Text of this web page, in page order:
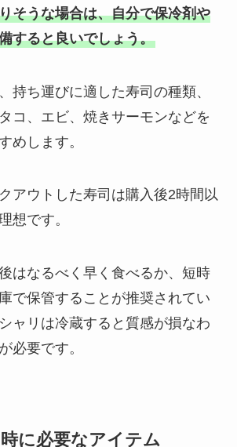
そうな場合は、自分で保冷剤や
すると良いでしょう。
持ち運びに適した寿司の種類、
コ、エビ、焼きサーモンなどを
めします。
アウトした寿司は購入後2時間以
想です。
はなるべく早く食べるか、短時
で保管することが推奨されてい
ャリは冷蔵すると質感が損なわ
必要です。
に必要なアイテム